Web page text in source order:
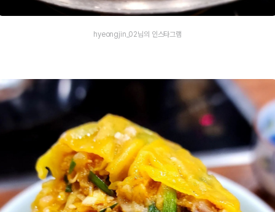
hyeongjin_02님의 인스타그램